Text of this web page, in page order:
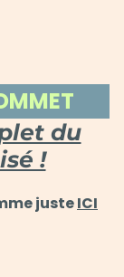
du
!
justeICI